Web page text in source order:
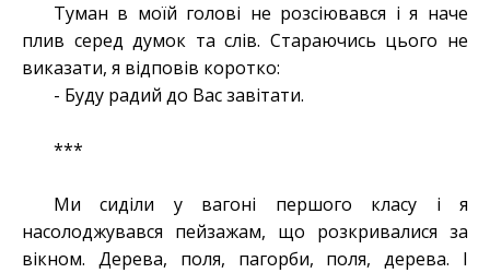
Туман в моїй голові не розсіювався і я наче
плив серед думок та слів. Стараючись цього не
виказати, я відповів коротко:
- Буду радий до Вас завітати.
***
Ми сиділи у вагоні першого класу і я
насолоджувався пейзажам, що розкривалися за
вікном. Дерева, поля, пагорби, поля, дерева. І